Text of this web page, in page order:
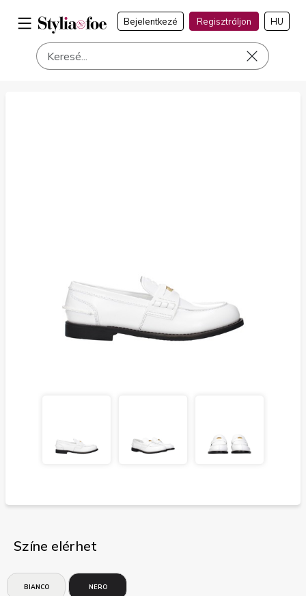
Bejelentkezé
Regisztráljon
a címen
HU
Színe elérhet
BIANCO NERO